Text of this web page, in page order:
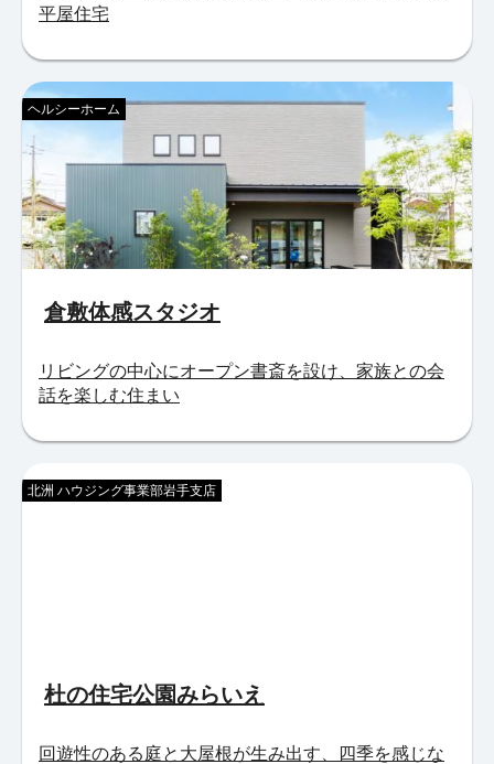
平屋住宅
倉敷体感スタジオ
ヘルシーホーム
リビングの中心にオープン書斎を設け、家族との会
話を楽しむ住まい
杜の住宅公園みらいえ
北洲 ハウジング事業部岩手支店
回遊性のある庭と大屋根が生み出す、四季を感じな